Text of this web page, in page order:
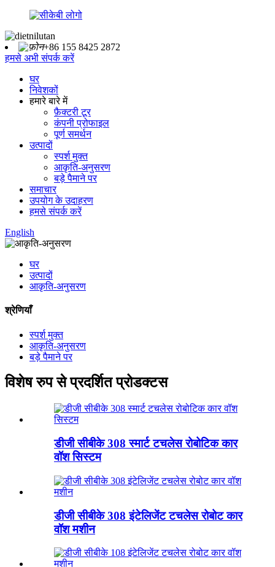
+86 155 8425 2872
हमसे अभी संपर्क करें
घर
निवेशकों
हमारे बारे में
फ़ैक्टरी टूर
कंपनी प्रोफाइल
पूर्ण समर्थन
उत्पादों
स्पर्श मुक्त
आकृति-अनुसरण
बड़े पैमाने पर
समाचार
उपयोग के उदाहरण
हमसे संपर्क करें
English
घर
उत्पादों
आकृति-अनुसरण
श्रेणियाँ
स्पर्श मुक्त
आकृति-अनुसरण
बड़े पैमाने पर
विशेष रुप से प्रदर्शित प्रोडक्टस
डीजी सीबीके 308 स्मार्ट टचलेस रोबोटिक कार
वॉश सिस्टम
डीजी सीबीके 308 इंटेलिजेंट टचलेस रोबोट कार
वॉश मशीन